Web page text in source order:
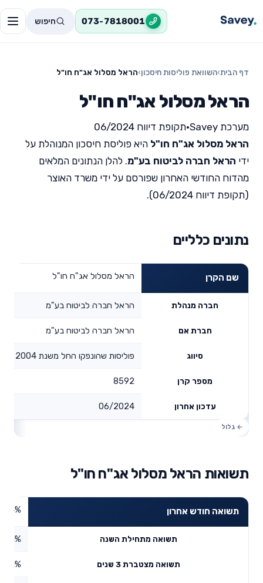
073-7818001 חיפוש
דף הבית›השוואת פוליסות חיסכון›הראל מסלול אג"ח חו"ל
הראל מסלול אג"ח חו"ל
מערכת Savey •תקופת דיווח 06/2024
הראל מסלול אג"ח חו"ל היא פוליסת חיסכון המנוהלת על
ידי הראל חברה לביטוח בע"מ. להלן הנתונים המלאים
מהדוח החודשי האחרון שפורסם על ידי משרד האוצר
(תקופת דיווח 06/2024).
נתונים כלליים
שם הקרן הראל מסלול אג"ח חו"ל
חברה מנהלת הראל חברה לביטוח בע"מ
חברת אם הראל חברה לביטוח בע"מ
סיווג פוליסות שהונפקו החל משנת 2004
מספר קרן 8592
עדכון אחרון 06/2024
תשואות הראל מסלול אג"ח חו"ל
תשואה חודש אחרון
תשואה מתחילת השנה
תשואה מצטברת 3 שנים